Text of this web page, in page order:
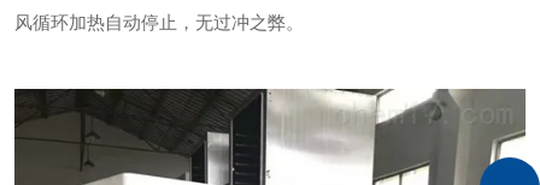
风循环加热自动停止，无过冲之弊。